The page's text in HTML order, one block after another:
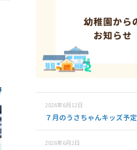
2026年6月12日
７月のうさちゃんキッズ予定
2026年6月2日